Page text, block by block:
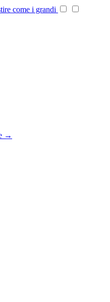
come i grandi
→